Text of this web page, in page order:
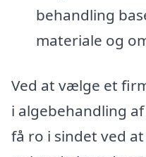
behandling
materiale og
Ved at vælge et
i algebehandling
få ro i sindet ved